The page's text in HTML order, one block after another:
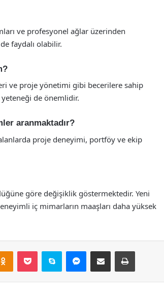
ve profesyonel ağlar üzerinden
faydalı olabilir.
ve proje yönetimi gibi becerilere sahip
yeteneği de önemlidir.
aranmaktadır?
proje deneyimi, portföy ve ekip
göre değişiklik göstermektedir. Yeni
iç mimarların maaşları daha yüksek
Odnoklassniki
Pocket Skype Messenger
E-Posta ile paylaş Yazdır